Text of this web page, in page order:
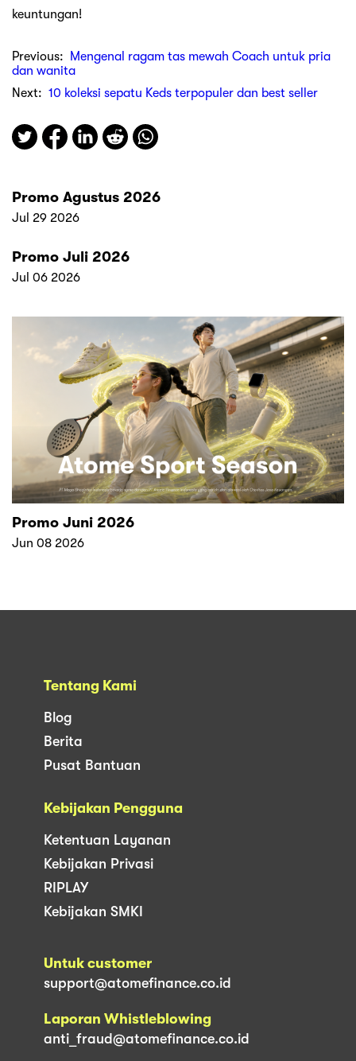
keuntungan!
Previous:
Mengenal ragam tas mewah Coach untuk pria
dan wanita
Next: 10 koleksi sepatu Keds terpopuler dan best seller
Promo Agustus 2026
Jul 29 2026
Promo Juli 2026
Jul 06 2026
Promo Juni 2026
Jun 08 2026
Tentang Kami
Blog
Berita
Pusat Bantuan
Kebijakan Pengguna
Ketentuan Layanan
Kebijakan Privasi
RIPLAY
Kebijakan SMKI
Untuk customer
support@atomefinance.co.id
Laporan Whistleblowing
anti_fraud@atomefinance.co.id